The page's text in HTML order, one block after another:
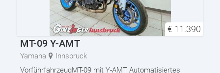
€ 11.390
MT-09 Y-AMT
Yamaha
Innsbruck
VorführfahrzeugMT-09 mit Y-AMT Automatisiertes